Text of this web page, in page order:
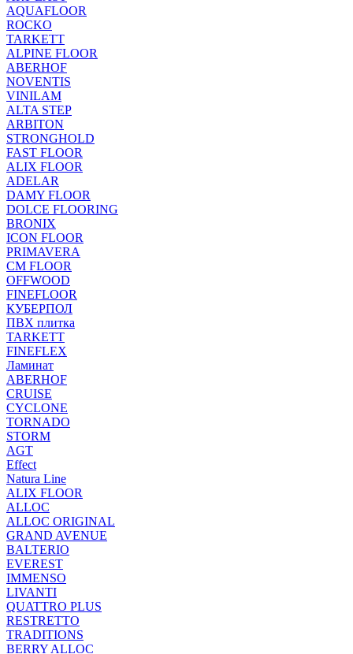
AQUAFLOOR
ROCKO
TARKETT
ALPINE FLOOR
ABERHOF
NOVENTIS
VINILAM
ALTA STEP
ARBITON
STRONGHOLD
FAST FLOOR
ALIX FLOOR
ADELAR
DAMY FLOOR
DOLCE FLOORING
BRONIX
ICON FLOOR
PRIMAVERA
CM FLOOR
OFFWOOD
FINEFLOOR
КУБЕРПОЛ
ПВХ плитка
TARKETT
FINEFLEX
Ламинат
ABERHOF
CRUISE
CYCLONE
TORNADO
STORM
AGT
Effect
Natura Line
ALIX FLOOR
ALLOC
ALLOC ORIGINAL
GRAND AVENUE
BALTERIO
EVEREST
IMMENSO
LIVANTI
QUATTRO PLUS
RESTRETTO
TRADITIONS
BERRY ALLOC